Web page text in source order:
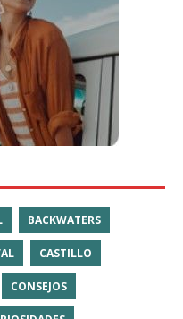
BACKWATERS
CASTILLO
CONSEJOS